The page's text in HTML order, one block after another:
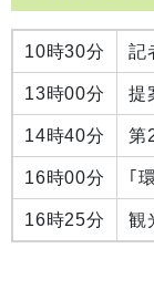
10時30分 記
13時00分 提
14時40分 第
16時00分 ｢
16時25分 観